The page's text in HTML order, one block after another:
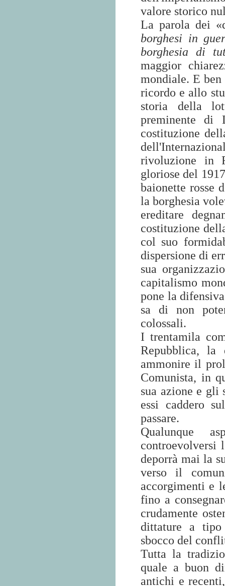
valore storico
La parola dei
borghesi in
borghesia di
maggior
mondiale. E
ricordo e allo
storia della
preminente di
costituzione
rivoluzione in
gloriose del
baionette rosse
la borghesia
ereditare
costituzione
col suo
dispersione di
sua
capitalismo
pone la
sa di non
colossali.
I trentamila
Repubblica, la
ammonire il
Comunista, in
sua azione e gli
essi caddero
passare.
Qualunque
controevolversi
deporrà mai la
verso il
accorgimenti e
fino a
crudamente
dittature a tipo
sbocco del
Tutta la
quale a buon
antichi e